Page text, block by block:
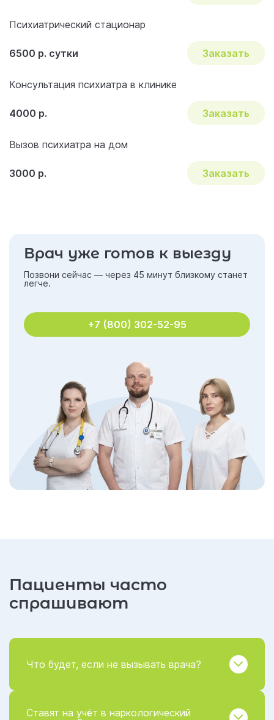
Психиатрический стационар
6500 р. сутки Заказать
Консультация психиатра в клинике
4000 р. Заказать
Вызов психиатра на дом
3000 р. Заказать
Врач уже готов к выезду
Позвони сейчас — через 45 минут близкому станет
легче.
+7 (800) 302-52-95
Пациенты часто
спрашивают
Что будет, если не вызывать врача?
Ставят на учёт в наркологический